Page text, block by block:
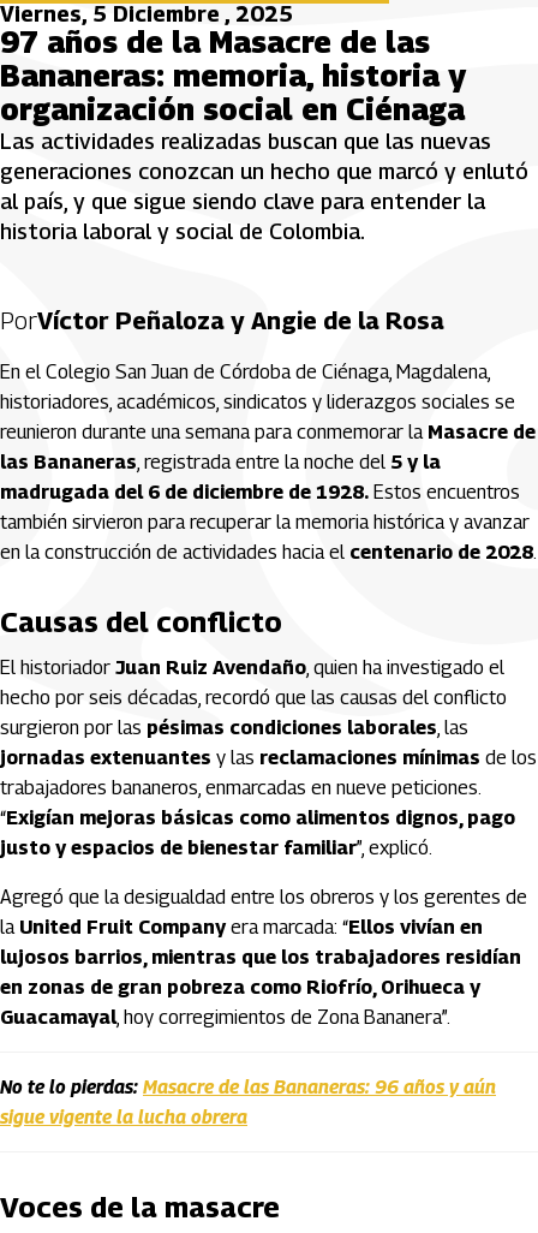
Viernes, 5 Diciembre , 2025
97 años de la Masacre de las
Bananeras: memoria, historia y
organización social en Ciénaga
Las actividades realizadas buscan que las nuevas
generaciones conozcan un hecho que marcó y enlutó
al país, y que sigue siendo clave para entender la
historia laboral y social de Colombia.
PorVíctor Peñaloza y Angie de la Rosa
En el Colegio San Juan de Córdoba de Ciénaga, Magdalena,
historiadores, académicos, sindicatos y liderazgos sociales se
reunieron durante una semana para conmemorar la Masacre de
las Bananeras, registrada entre la noche del 5 y la
madrugada del 6 de diciembre de 1928. Estos encuentros
también sirvieron para recuperar la memoria histórica y avanzar
en la construcción de actividades hacia el centenario de 2028.
Causas del conflicto
El historiador Juan Ruiz Avendaño, quien ha investigado el
hecho por seis décadas, recordó que las causas del conflicto
surgieron por las pésimas condiciones laborales, las
jornadas extenuantes y las reclamaciones mínimas de los
trabajadores bananeros, enmarcadas en nueve peticiones.
“Exigían mejoras básicas como alimentos dignos, pago
justo y espacios de bienestar familiar”, explicó.
Agregó que la desigualdad entre los obreros y los gerentes de
la United Fruit Companyera marcada: “Ellos vivían en
lujosos barrios, mientras que los trabajadores residían
en zonas de gran pobreza como Riofrío, Orihueca y
Guacamayal, hoy corregimientos de Zona Bananera”.
No te lo pierdas: Masacre de las Bananeras: 96 años y aún
sigue vigente la lucha obrera
Voces de la masacre